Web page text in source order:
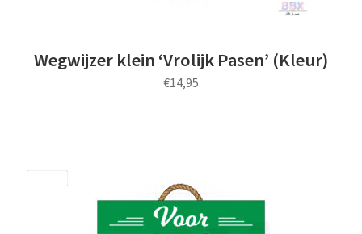
Wegwijzer klein ‘Vrolijk Pasen’ (Kleur)
€14,95